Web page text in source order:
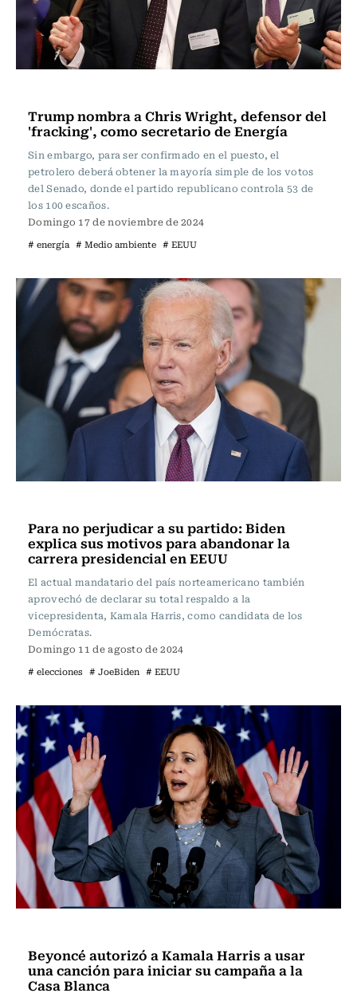
Trump nombra a Chris Wright, defensor del
'fracking', como secretario de Energía
Sin embargo, para ser confirmado en el puesto, el
petrolero deberá obtener la mayoría simple de los votos
del Senado, donde el partido republicano controla 53 de
los 100 escaños.
Domingo 17 de noviembre de 2024
# energía # Medio ambiente # EEUU
Para no perjudicar a su partido: Biden
explica sus motivos para abandonar la
carrera presidencial en EEUU
El actual mandatario del país norteamericano también
aprovechó de declarar su total respaldo a la
vicepresidenta, Kamala Harris, como candidata de los
Demócratas.
Domingo 11 de agosto de 2024
# elecciones # JoeBiden # EEUU
Beyoncé autorizó a Kamala Harris a usar
una canción para iniciar su campaña a la
Casa Blanca